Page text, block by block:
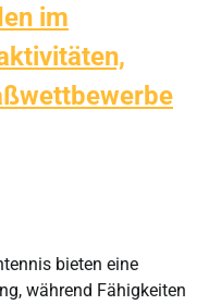
im
bieten eine
während Fähigkeiten